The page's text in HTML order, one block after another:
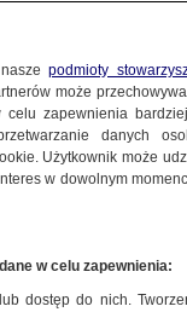
Karola
naszepodmioty
może
zapewnienia
danych
Użytkownik może
w dowolnym
w celu zapewnienia:
dostęp do nich.